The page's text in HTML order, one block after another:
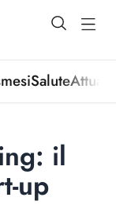
open
Salute
il
up